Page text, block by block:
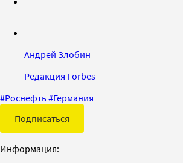
Андрей Злобин
Редакция Forbes
#Роснефть#Германия
Подписаться
Информация: